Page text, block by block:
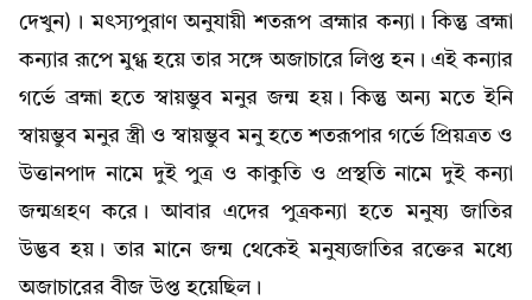
দেখুন)। মৎস্যপুরাণ অনুযায়ী শতরূপ ব্ৰহ্মার কন্যা। কিন্তু ব্ৰহ্মা
কন্যার রূপে মুগ্ধ হয়ে তার সঙ্গে অজাচারে লিপ্ত হন। এই কন্যার
গর্ভে ব্ৰহ্মা হতে স্বায়ম্ভুব মনুর জন্ম হয়। কিন্তু অন্য মতে ইনি
স্বায়ম্ভুব মনুর স্ত্রী ও স্বায়ম্ভুব মনু হতে শতরূপার গর্ভে প্রিয়ত্রত ও
উত্তানপাদ নামে দুই পুত্র ও কাকুতি ও প্রস্থতি নামে দুই কন্যা
জন্মগ্রহণ করে। আবার এদের পুত্রকন্যা হতে মনুষ্য জাতির
উদ্ভব হয়। তার মানে জন্ম থেকেই মনুষ্যজাতির রক্তের মধ্যে
অজাচারের বীজ উপ্ত হয়েছিল।